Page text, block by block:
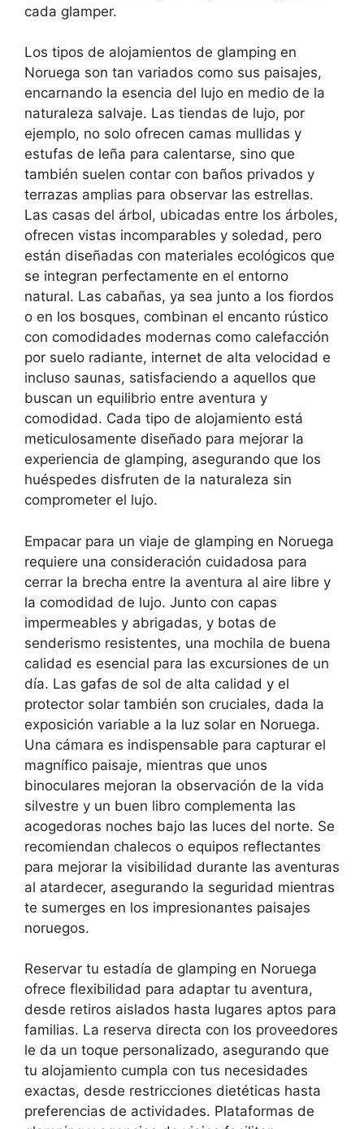
cada glamper.
Los tipos de alojamientos de glamping en
Noruega son tan variados como sus paisajes,
encarnando la esencia del lujo en medio de la
naturaleza salvaje. Las tiendas de lujo, por
ejemplo, no solo ofrecen camas mullidas y
estufas de leña para calentarse, sino que
también suelen contar con baños privados y
terrazas amplias para observar las estrellas.
Las casas del árbol, ubicadas entre los árboles,
ofrecen vistas incomparables y soledad, pero
están diseñadas con materiales ecológicos que
se integran perfectamente en el entorno
natural. Las cabañas, ya sea junto a los fiordos
o en los bosques, combinan el encanto rústico
con comodidades modernas como calefacción
por suelo radiante, internet de alta velocidad e
incluso saunas, satisfaciendo a aquellos que
buscan un equilibrio entre aventura y
comodidad. Cada tipo de alojamiento está
meticulosamente diseñado para mejorar la
experiencia de glamping, asegurando que los
huéspedes disfruten de la naturaleza sin
comprometer el lujo.
Empacar para un viaje de glamping en Noruega
requiere una consideración cuidadosa para
cerrar la brecha entre la aventura al aire libre y
la comodidad de lujo. Junto con capas
impermeables y abrigadas, y botas de
senderismo resistentes, una mochila de buena
calidad es esencial para las excursiones de un
día. Las gafas de sol de alta calidad y el
protector solar también son cruciales, dada la
exposición variable a la luz solar en Noruega.
Una cámara es indispensable para capturar el
magnífico paisaje, mientras que unos
binoculares mejoran la observación de la vida
silvestre y un buen libro complementa las
acogedoras noches bajo las luces del norte. Se
recomiendan chalecos o equipos reflectantes
para mejorar la visibilidad durante las aventuras
al atardecer, asegurando la seguridad mientras
te sumerges en los impresionantes paisajes
noruegos.
Reservar tu estadía de glamping en Noruega
ofrece flexibilidad para adaptar tu aventura,
desde retiros aislados hasta lugares aptos para
familias. La reserva directa con los proveedores
le da un toque personalizado, asegurando que
tu alojamiento cumpla con tus necesidades
exactas, desde restricciones dietéticas hasta
preferencias de actividades. Plataformas de